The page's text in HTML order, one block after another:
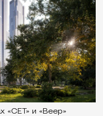
«СЕТ» и «Веер»